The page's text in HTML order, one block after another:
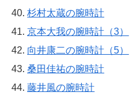
杉村太蔵の腕時計
京本大我の腕時計（3）
向井康二の腕時計（5）
桑田佳祐の腕時計
藤井風の腕時計